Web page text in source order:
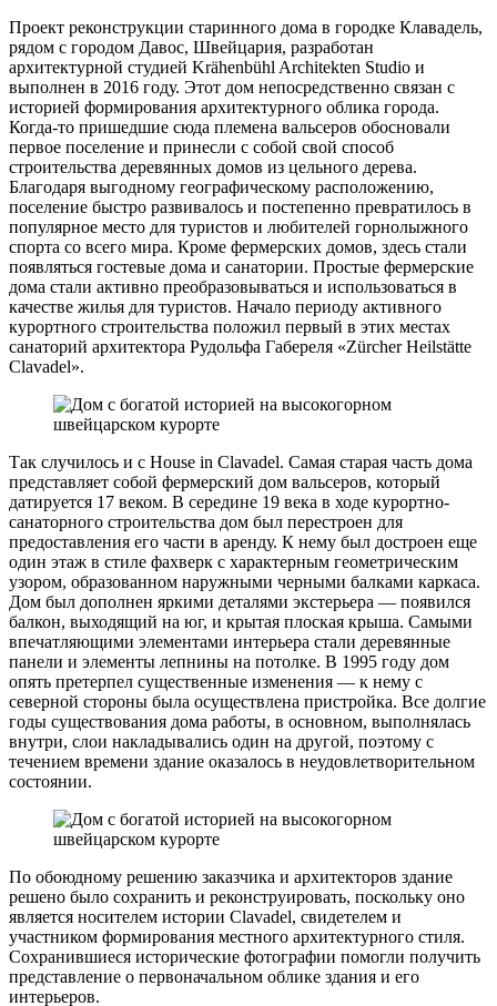
Проект реконструкции старинного дома в городке Клавадель,
рядом с городом Давос, Швейцария, разработан
архитектурной студией Krähenbühl Architekten Studio и
выполнен в 2016 году. Этот дом непосредственно связан с
историей формирования архитектурного облика города.
Когда-то пришедшие сюда племена вальсеров обосновали
первое поселение и принесли с собой свой способ
строительства деревянных домов из цельного дерева.
Благодаря выгодному географическому расположению,
поселение быстро развивалось и постепенно превратилось в
популярное место для туристов и любителей горнолыжного
спорта со всего мира. Кроме фермерских домов, здесь стали
появляться гостевые дома и санатории. Простые фермерские
дома стали активно преобразовываться и использоваться в
качестве жилья для туристов. Начало периоду активного
курортного строительства положил первый в этих местах
санаторий архитектора Рудольфа Габереля «Zürcher Heilstätte
Clavadel».
Так случилось и с House in Clavadel. Самая старая часть дома
представляет собой фермерский дом вальсеров, который
датируется 17 веком. В середине 19 века в ходе курортно-
санаторного строительства дом был перестроен для
предоставления его части в аренду. К нему был достроен еще
один этаж в стиле фахверк с характерным геометрическим
узором, образованном наружными черными балками каркаса.
Дом был дополнен яркими деталями экстерьера — появился
балкон, выходящий на юг, и крытая плоская крыша. Самыми
впечатляющими элементами интерьера стали деревянные
панели и элементы лепнины на потолке. В 1995 году дом
опять претерпел существенные изменения — к нему с
северной стороны была осуществлена пристройка. Все долгие
годы существования дома работы, в основном, выполнялась
внутри, слои накладывались один на другой, поэтому с
течением времени здание оказалось в неудовлетворительном
состоянии.
По обоюдному решению заказчика и архитекторов здание
решено было сохранить и реконструировать, поскольку оно
является носителем истории Clavadel, свидетелем и
участником формирования местного архитектурного стиля.
Сохранившиеся исторические фотографии помогли получить
представление о первоначальном облике здания и его
интерьеров.